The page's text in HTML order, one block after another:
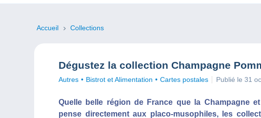
Accueil Collections
Dégustez la collection Champagne
Autres Bistrot et Alimentation Cartes postales Publié le 31
Quelle belle région de France que la Champagne
pense directement aux placo-musophiles, les